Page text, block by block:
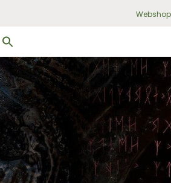
Webshop
Zoekknop